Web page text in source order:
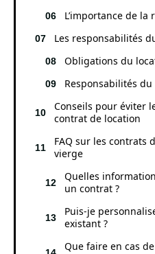
L’importance de
Les responsabilités
Obligations du
Responsabilités
Conseils pour éviter
contrat de location
FAQ sur les contrats
vierge
Quelles
un contrat ?
Puis-je
existant ?
Que faire en cas